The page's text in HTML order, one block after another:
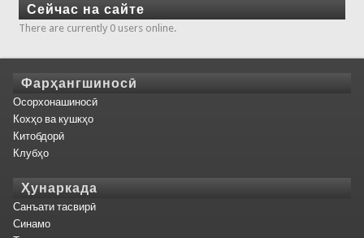
Сейчас на сайте
There are currently 0 users online.
Фарҳангшиносӣ
Осорхонашиносӣ
Кохҳо ва кушкҳо
Китобдорӣ
Клубҳо
Ҳунаркада
Санъати тасвирӣ
Синамо